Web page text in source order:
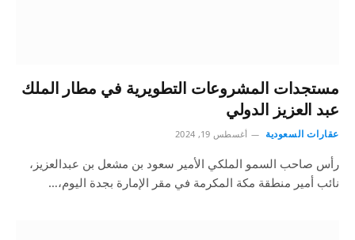
مستجدات المشروعات التطويرية في مطار الملك
عبد العزيز الدولي
عقارات السعودية أغسطس 19, 2024
رأس صاحب السمو الملكي الأمير سعود بن مشعل بن عبدالعزيز،
نائب أمير منطقة مكة المكرمة في مقر الإمارة بجدة اليوم،…